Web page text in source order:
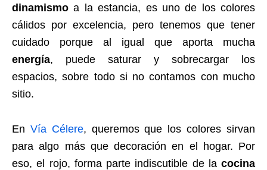
dinamismo a la estancia, es uno de los colores
cálidos por excelencia, pero tenemos que tener
cuidado porque al igual que aporta mucha
energía, puede saturar y sobrecargar los
espacios, sobre todo si no contamos con mucho
sitio.
En Vía Célere, queremos que los colores sirvan
para algo más que decoración en el hogar. Por
eso, el rojo, forma parte indiscutible de la cocina